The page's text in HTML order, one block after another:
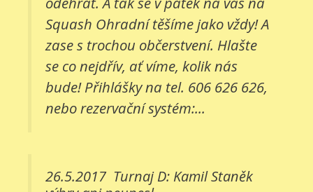
Squash Ohradní těšíme jako vždy! A
zase s trochou občerstvení. Hlašte
se co nejdřív, ať víme, kolik nás
bude! Přihlášky na tel. 606 626 626,
nebo rezervační systém:...
26.5.2017 Turnaj D: Kamil Staněk